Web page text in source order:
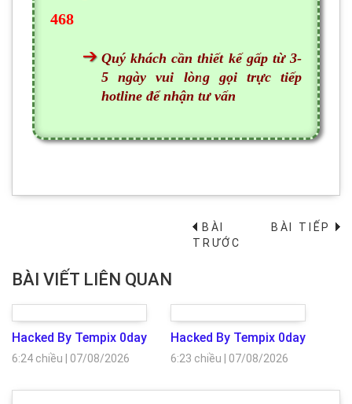
468
Quý khách cần thiết kế gấp từ 3-
5 ngày vui lòng gọi trực tiếp
hotline để nhận tư vấn
BÀI
TRƯỚC
BÀI TIẾP→
BÀI VIẾT LIÊN QUAN
Hacked By Tempix 0day
6:24 chiều 07/08/2026
Hacked By Tempix 0day
6:23 chiều 07/08/2026